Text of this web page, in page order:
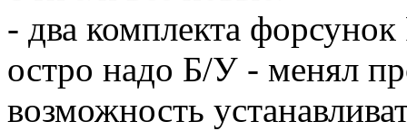
- два комплекта
остро надо Б/У - менял
возможность